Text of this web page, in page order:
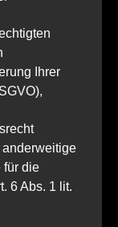
Ihrer
für die
6 Abs. 1 lit.